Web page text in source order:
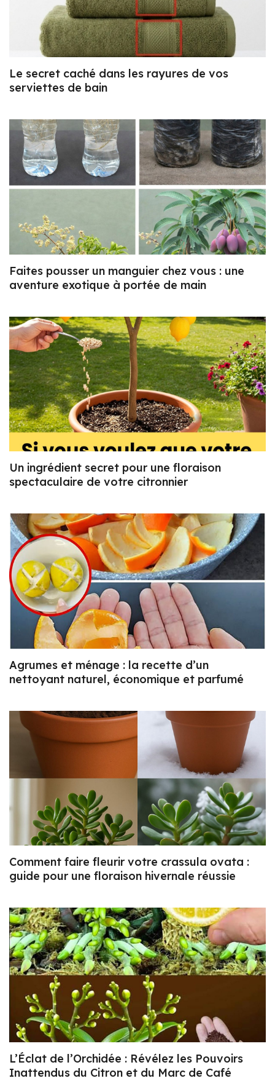
Le secret caché dans les rayures de vos
serviettes de bain
Faites pousser un manguier chez vous : une
aventure exotique à portée de main
Un ingrédient secret pour une floraison
spectaculaire de votre citronnier
Agrumes et ménage : la recette d’un
nettoyant naturel, économique et parfumé
Comment faire fleurir votre crassula ovata :
guide pour une floraison hivernale réussie
L’Éclat de l’Orchidée : Révélez les Pouvoirs
Inattendus du Citron et du Marc de Café